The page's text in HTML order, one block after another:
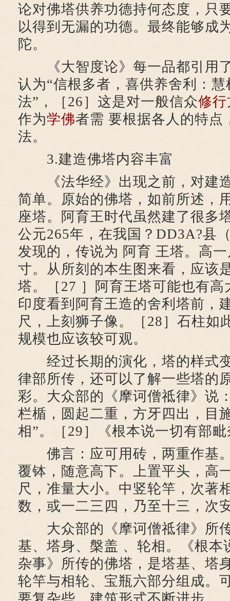
论对佛塔供养功德持何态度，只
以得到无漏的功德。最终能够成
陀。
《大智度论》每一品都引用
认为“信根多者，喜供养舍利：
法”，［26］这是对一般信众修行
作为学佛者需 要根据各人的特点
法。
3.建造佛塔内容丰富
《法华经》出现之前，对建
简单。原始的佛塔，如前所述，
座塔。阿育王时代虽然建了很多
公元265年，在我国？DD3A?县
发现的，传说为 阿育 王塔。高
寸。从所刻的本生图来看，应该
塔。［27 ］阿育王塔可能也有高
印度看到阿育王造的舍利塔前，
尺，上刻狮子像。［28］石柱如
规模也应该较可观。
经过长期的演化，塔的样式
律部所传，还可以了解一些塔的
彩。大众部的《摩诃僧祗律》说
栏楯，圆起二重，方牙四出，目
相”。［29］《根本说一切有部
佛言：应可用砖，两重作基
覆钵，随意高下。上置平头，高
尺，准量大小。中竖轮竿，次著
数，或一二三四，乃至十三，次
大众部的《摩诃僧祗律》所
基、塔身、槃盖 、轮相。《根本
杂事》所传的佛塔，是塔基、塔
轮竿与相轮、宝瓶六部分组成。